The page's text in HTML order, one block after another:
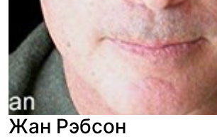
Жан Рэбсон